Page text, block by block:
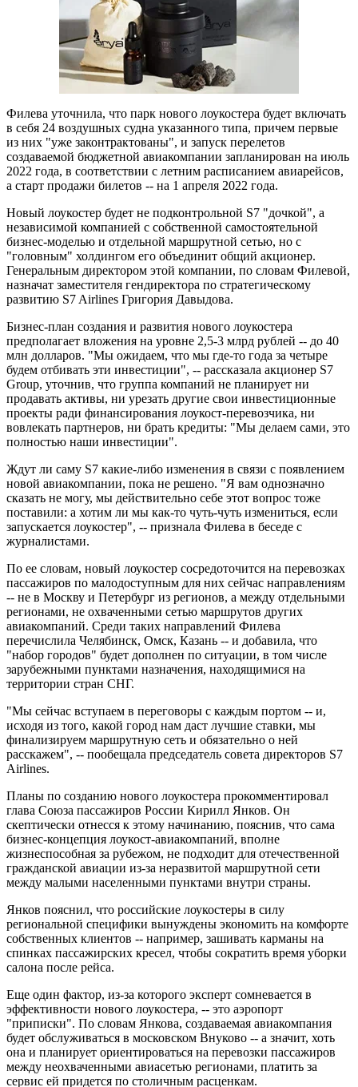
Филева уточнила, что парк нового лоукостера будет включать
в себя 24 воздушных судна указанного типа, причем первые
из них "уже законтрактованы", и запуск перелетов
создаваемой бюджетной авиакомпании запланирован на июль
2022 года, в соответствии с летним расписанием авиарейсов,
а старт продажи билетов -- на 1 апреля 2022 года.
Новый лоукостер будет не подконтрольной S7 "дочкой", а
независимой компанией с собственной самостоятельной
бизнес-моделью и отдельной маршрутной сетью, но с
"головным" холдингом его объединит общий акционер.
Генеральным директором этой компании, по словам Филевой,
назначат заместителя гендиректора по стратегическому
развитию S7 Airlines Григория Давыдова.
Бизнес-план создания и развития нового лоукостера
предполагает вложения на уровне 2,5-3 млрд рублей -- до 40
млн долларов. "Мы ожидаем, что мы где-то года за четыре
будем отбивать эти инвестиции", -- рассказала акционер S7
Group, уточнив, что группа компаний не планирует ни
продавать активы, ни урезать другие свои инвестиционные
проекты ради финансирования лоукост-перевозчика, ни
вовлекать партнеров, ни брать кредиты: "Мы делаем сами, это
полностью наши инвестиции".
Ждут ли саму S7 какие-либо изменения в связи с появлением
новой авиакомпании, пока не решено. "Я вам однозначно
сказать не могу, мы действительно себе этот вопрос тоже
поставили: а хотим ли мы как-то чуть-чуть измениться, если
запускается лоукостер", -- признала Филева в беседе с
журналистами.
По ее словам, новый лоукостер сосредоточится на перевозках
пассажиров по малодоступным для них сейчас направлениям
-- не в Москву и Петербург из регионов, а между отдельными
регионами, не охваченными сетью маршрутов других
авиакомпаний. Среди таких направлений Филева
перечислила Челябинск, Омск, Казань -- и добавила, что
"набор городов" будет дополнен по ситуации, в том числе
зарубежными пунктами назначения, находящимися на
территории стран СНГ.
"Мы сейчас вступаем в переговоры с каждым портом -- и,
исходя из того, какой город нам даст лучшие ставки, мы
финализируем маршрутную сеть и обязательно о ней
расскажем", -- пообещала председатель совета директоров S7
Airlines.
Планы по созданию нового лоукостера прокомментировал
глава Союза пассажиров России Кирилл Янков. Он
скептически отнесся к этому начинанию, пояснив, что сама
бизнес-концепция лоукост-авиакомпаний, вполне
жизнеспособная за рубежом, не подходит для отечественной
гражданской авиации из-за неразвитой маршрутной сети
между малыми населенными пунктами внутри страны.
Янков пояснил, что российские лоукостеры в силу
региональной специфики вынуждены экономить на комфорте
собственных клиентов -- например, зашивать карманы на
спинках пассажирских кресел, чтобы сократить время уборки
салона после рейса.
Еще один фактор, из-за которого эксперт сомневается в
эффективности нового лоукостера, -- это аэропорт
"приписки". По словам Янкова, создаваемая авиакомпания
будет обслуживаться в московском Внуково -- а значит, хоть
она и планирует ориентироваться на перевозки пассажиров
между неохваченными авиасетью регионами, платить за
сервис ей придется по столичным расценкам.